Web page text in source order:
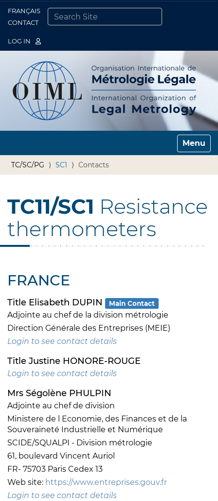
FRANÇAIS
CONTACT
LOG IN
Toggle
TC/SC/PG SC1 Contacts
TC11/SC1 Resistance
thermometers
FRANCE
Title Elisabeth DUPIN Main Contact
Adjointe au chef de la division métrologie
Direction Générale des Entreprises (MEIE)
Login to see contact details
Title Justine HONORE-ROUGE
Login to see contact details
Mrs Ségolène PHULPIN
Adjointe au chef de division
Ministere de l Economie, des Finances et de la
Souveraineté Industrielle et Numérique
SCIDE/SQUALPI - Division métrologie
61, boulevard Vincent Auriol
FR- 75703 Paris Cedex 13
Web site: https://www.entreprises.gouv.fr
Login to see contact details